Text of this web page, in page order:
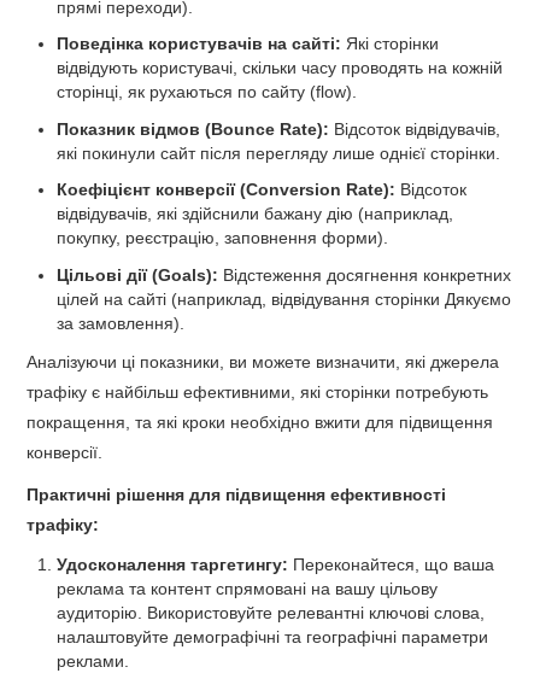
прямі переходи).
Поведінка користувачів на сайті: Які сторінки
відвідують користувачі, скільки часу проводять на кожній
сторінці, як рухаються по сайту (flow).
Показник відмов (Bounce Rate): Відсоток відвідувачів,
які покинули сайт після перегляду лише однієї сторінки.
Коефіцієнт конверсії (Conversion Rate): Відсоток
відвідувачів, які здійснили бажану дію (наприклад,
покупку, реєстрацію, заповнення форми).
Цільові дії (Goals): Відстеження досягнення конкретних
цілей на сайті (наприклад, відвідування сторінки Дякуємо
за замовлення).
Аналізуючи ці показники, ви можете визначити, які джерела
трафіку є найбільш ефективними, які сторінки потребують
покращення, та які кроки необхідно вжити для підвищення
конверсії.
Практичні рішення для підвищення ефективності
трафіку:
Удосконалення таргетингу: Переконайтеся, що ваша
реклама та контент спрямовані на вашу цільову
аудиторію. Використовуйте релевантні ключові слова,
налаштовуйте демографічні та географічні параметри
реклами.